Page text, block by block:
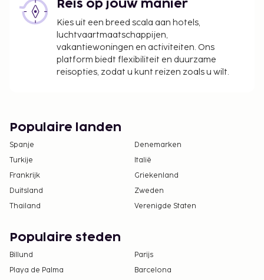
Reis op jouw manier
Kies uit een breed scala aan hotels,
luchtvaartmaatschappijen,
vakantiewoningen en activiteiten. Ons
platform biedt flexibiliteit en duurzame
reisopties, zodat u kunt reizen zoals u wilt.
Populaire landen
Spanje
Denemarken
Turkije
Italië
Frankrijk
Griekenland
Duitsland
Zweden
Thailand
Verenigde Staten
Populaire steden
Billund
Parijs
Playa de Palma
Barcelona